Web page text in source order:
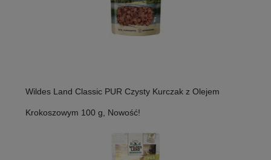
Wildes Land Classic PUR Czysty Kurczak z Olejem
Krokoszowym 100 g, Nowość!